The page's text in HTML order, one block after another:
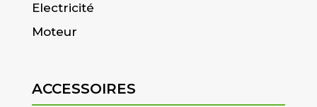
Electricité
Moteur
ACCESSOIRES